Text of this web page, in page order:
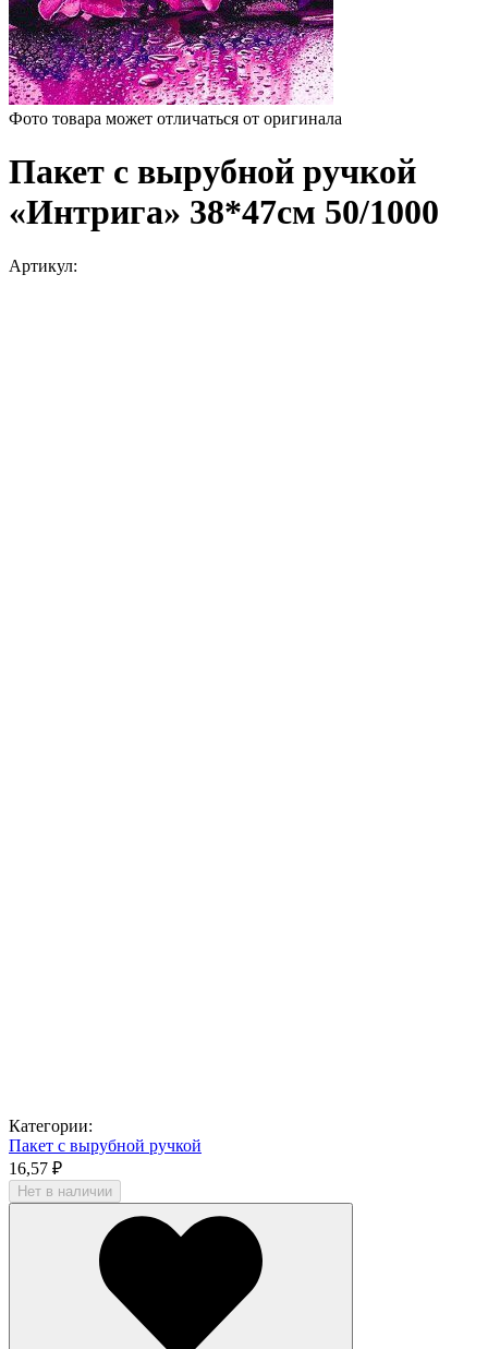
Фото товара может отличаться от оригинала
Пакет с вырубной ручкой
«Интрига» 38*47см 50/1000
Артикул:
Категории:
Пакет с вырубной ручкой
16,57 ₽
Нет в наличии